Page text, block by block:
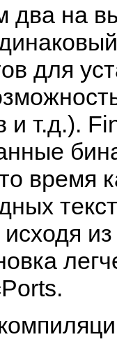
два на
для
и т.д.).
время